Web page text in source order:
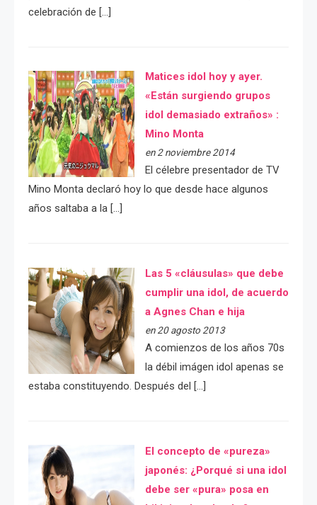
celebración de […]
Matices idol hoy y ayer.
«Están surgiendo grupos
idol demasiado extraños» :
Mino Monta
en 2 noviembre 2014
El célebre presentador de TV
Mino Monta declaró hoy lo que desde hace algunos
años saltaba a la […]
Las 5 «cláusulas» que debe
cumplir una idol, de acuerdo
a Agnes Chan e hija
en 20 agosto 2013
A comienzos de los años 70s
la débil imágen idol apenas se
estaba constituyendo. Después del […]
El concepto de «pureza»
japonés: ¿Porqué si una idol
debe ser «pura» posa en